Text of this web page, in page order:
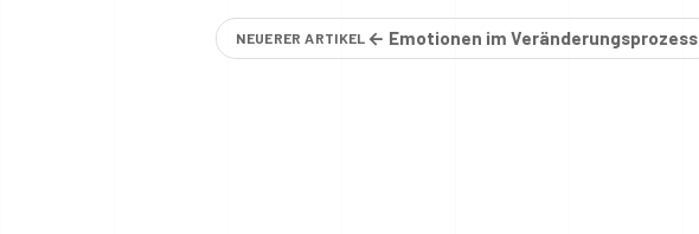
NEUERER ARTIKEL ← Emotionen im Veränderungsprozess